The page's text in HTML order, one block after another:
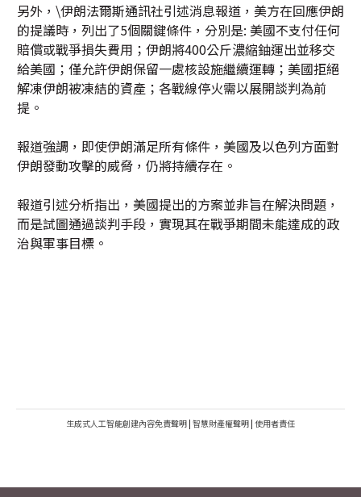
另外，\伊朗法爾斯通訊社引述消息報道，美方在回應伊朗
的提議時，列出了5個關鍵條件，分別是: 美國不支付任何
賠償或戰爭損失費用；伊朗將400公斤濃縮鈾運出並移交
給美國；僅允許伊朗保留一處核設施繼續運轉；美國拒絕
解凍伊朗被凍結的資產；各戰線停火需以展開談判為前
提。
報道強調，即使伊朗滿足所有條件，美國及以色列方面對
伊朗發動攻擊的威脅，仍將持續存在。
報道引述分析指出，美國提出的方案並非旨在解決問題，
而是試圖通過談判手段，實現其在戰爭期間未能達成的政
治與軍事目標。
生成式人工智能創建內容免責聲明 | 智慧財產權聲明 | 使用者責任